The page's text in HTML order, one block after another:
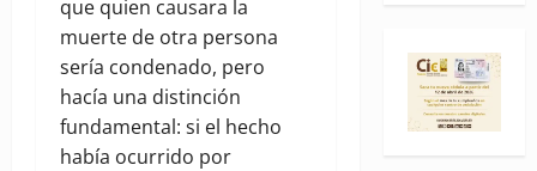
que quien causara la
muerte de otra persona
sería condenado, pero
hacía una distinción
fundamental: si el hecho
había ocurrido por